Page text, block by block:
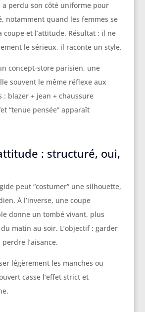
perdu son côté uniforme pour
notamment quand les femmes se
et l’attitude. Résultat : il ne
le sérieux, il raconte un style.
concept-store parisien, une
souvent le même réflexe aux
: blazer + jean + chaussure
“tenue pensée” apparaît
: structuré, oui,
peut “costumer” une silhouette,
À l’inverse, une coupe
donne un tombé vivant, plus
matin au soir. L’objectif : garder
l’aisance.
légèrement les manches ou
casse l’effet strict et